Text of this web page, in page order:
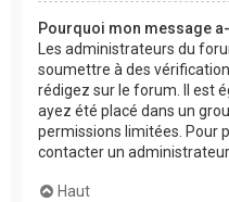
Pourquoi mon message
Les administrateurs du
soumettre à des
rédigez sur le forum. Il est
ayez été placé dans un
permissions limitées. Pour
contacter un
Haut